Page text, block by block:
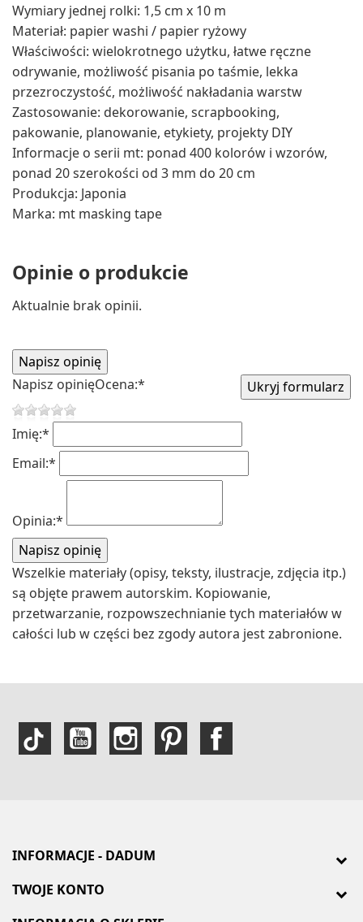
Wymiary jednej rolki: 1,5 cm x 10 m
Materiał: papier washi / papier ryżowy
Właściwości: wielokrotnego użytku, łatwe ręczne
odrywanie, możliwość pisania po taśmie, lekka
przezroczystość, możliwość nakładania warstw
Zastosowanie: dekorowanie, scrapbooking,
pakowanie, planowanie, etykiety, projekty DIY
Informacje o serii mt: ponad 400 kolorów i wzorów,
ponad 20 szerokości od 3 mm do 20 cm
Produkcja: Japonia
Marka: mt masking tape
Opinie o produkcie
Aktualnie brak opinii.
Napisz opinięOcena:*
Imię:*
Email:*
Opinia:*
Wszelkie materiały (opisy, teksty, ilustracje, zdjęcia itp.)
są objęte prawem autorskim. Kopiowanie,
przetwarzanie, rozpowszechnianie tych materiałów w
całości lub w części bez zgody autora jest zabronione.
INFORMACJE - DADUM
TWOJE KONTO